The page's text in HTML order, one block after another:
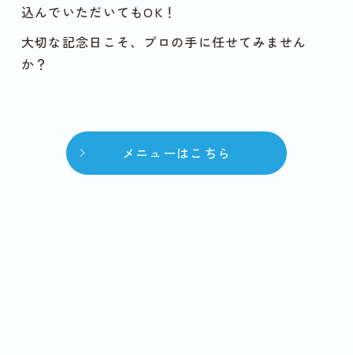
込んでいただいてもOK！
大切な記念日こそ、プロの手に任せてみません
か？
メニューはこちら